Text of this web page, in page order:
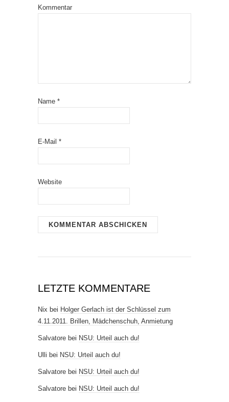
Kommentar
Name *
E-Mail *
Website
LETZTE KOMMENTARE
Nix bei Holger Gerlach ist der Schlüssel zum
4.11.2011. Brillen, Mädchenschuh, Anmietung
Salvatore bei NSU: Urteil auch du!
Ulli bei NSU: Urteil auch du!
Salvatore bei NSU: Urteil auch du!
Salvatore bei NSU: Urteil auch du!